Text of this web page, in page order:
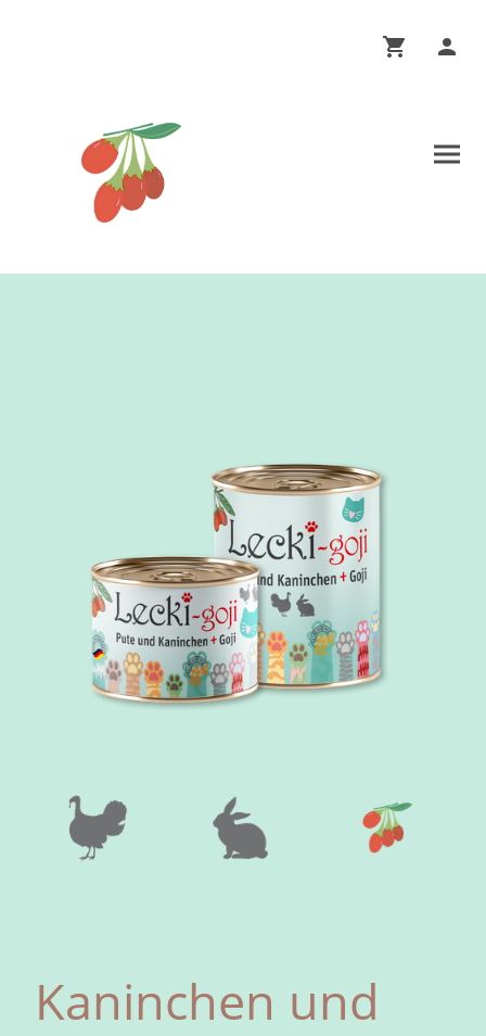
Kaninchen und